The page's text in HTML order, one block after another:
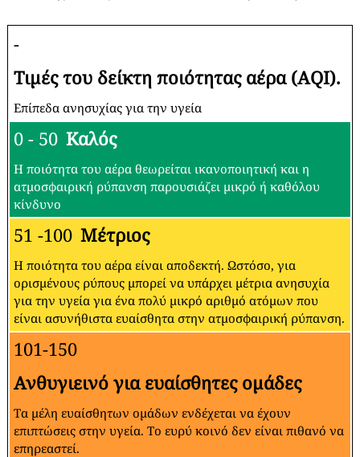
-
Τιμές του δείκτη ποιότητας αέρα (AQI).
Επίπεδα ανησυχίας για την υγεία
0 - 50 Καλός
Η ποιότητα του αέρα θεωρείται ικανοποιητική και η
ατμοσφαιρική ρύπανση παρουσιάζει μικρό ή καθόλου
κίνδυνο
51 -100 Μέτριος
Η ποιότητα του αέρα είναι αποδεκτή. Ωστόσο, για
ορισμένους ρύπους μπορεί να υπάρχει μέτρια ανησυχία
για την υγεία για ένα πολύ μικρό αριθμό ατόμων που
είναι ασυνήθιστα ευαίσθητα στην ατμοσφαιρική ρύπανση.
101-150
Ανθυγιεινό για ευαίσθητες ομάδες
Τα μέλη ευαίσθητων ομάδων ενδέχεται να έχουν
επιπτώσεις στην υγεία. Το ευρύ κοινό δεν είναι πιθανό να
επηρεαστεί.